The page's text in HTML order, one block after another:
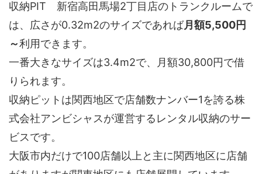
収納PIT 新宿高田馬場2丁目店のトランクルームで
は、広さが0.32m2のサイズであれば月額5,500円
～利用できます。
一番大きなサイズは3.4m2で、月額30,800円で借
りられます。
収納ピットは関西地区で店舗数ナンバー1を誇る株
式会社アンビシャスが運営するレンタル収納のサー
ビスです。
大阪市内だけで100店舗以上と主に関西地区に店舗